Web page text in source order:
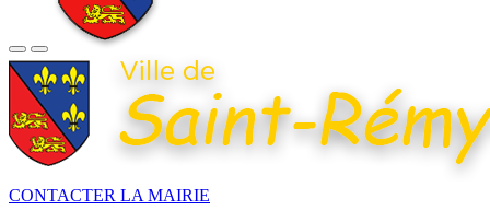
CONTACTER LA MAIRIE